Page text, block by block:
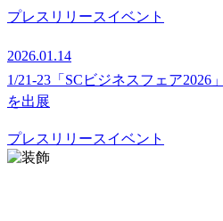
プレスリリースイベント
2026.01.14
1/21-23「SCビジネスフェア2026
を出展
プレスリリースイベント